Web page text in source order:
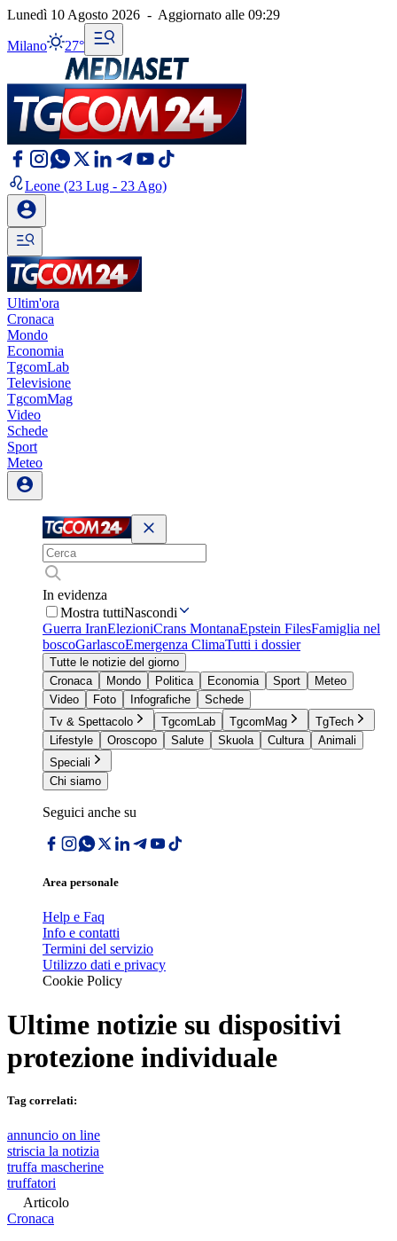
Lunedì 10 Agosto 2026 - Aggiornato alle 09:29
Milano 27°
Leone (23 Lug - 23 Ago)
Ultim'ora
Cronaca
Mondo
Economia
TgcomLab
Televisione
TgcomMag
Video
Schede
Sport
Meteo
In evidenza
Mostra tuttiNascondi
Guerra IranElezioniCrans MontanaEpstein FilesFamiglia nel
boscoGarlascoEmergenza ClimaTutti i dossier
Tutte le notizie del giorno
Cronaca
Mondo Politica Economia Sport
Meteo
Video
Foto Infografiche
Schede
Tv & Spettacolo
TgcomLab TgcomMag
TgTech
Lifestyle
Oroscopo Salute Skuola Cultura
Animali
Speciali
Chi siamo
Seguici anche su
Area personale
Help e Faq
Info e contatti
Termini del servizio
Utilizzo dati e privacy
Cookie Policy
Ultime notizie su dispositivi
protezione individuale
Tag correlati:
annuncio on line
striscia la notizia
truffa mascherine
truffatori
Articolo
Cronaca